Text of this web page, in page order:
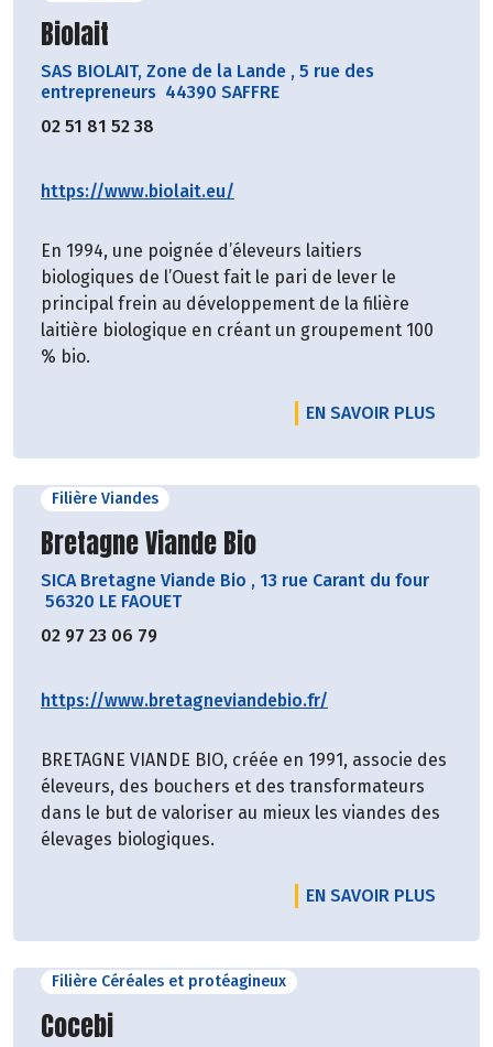
Découvrir le producteur
Biolait
SAS BIOLAIT, Zone de la Lande , 5 rue des
entrepreneurs 44390 SAFFRE
02 51 81 52 38
https://www.biolait.eu/
En 1994, une poignée d’éleveurs laitiers
biologiques de l’Ouest fait le pari de lever le
principal frein au développement de la filière
laitière biologique en créant un groupement 100
% bio.
EN SAVOIR PLUS
Filière Viandes
Découvrir le producteur
Bretagne Viande Bio
SICA Bretagne Viande Bio , 13 rue Carant du four
56320 LE FAOUET
02 97 23 06 79
https://www.bretagneviandebio.fr/
BRETAGNE VIANDE BIO, créée en 1991, associe des
éleveurs, des bouchers et des transformateurs
dans le but de valoriser au mieux les viandes des
élevages biologiques.
EN SAVOIR PLUS
Filière Céréales et protéagineux
Découvrir le producteur
Cocebi